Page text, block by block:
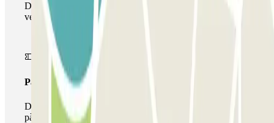
Durant la teva estada podràs entrar i sortir una única
vegada al pàrquing
Passi multipàrquing
Durant la teva estada podràs fer ús de tota la xarxa de
pàrquings d'aquest operador disponibles a Parclick.